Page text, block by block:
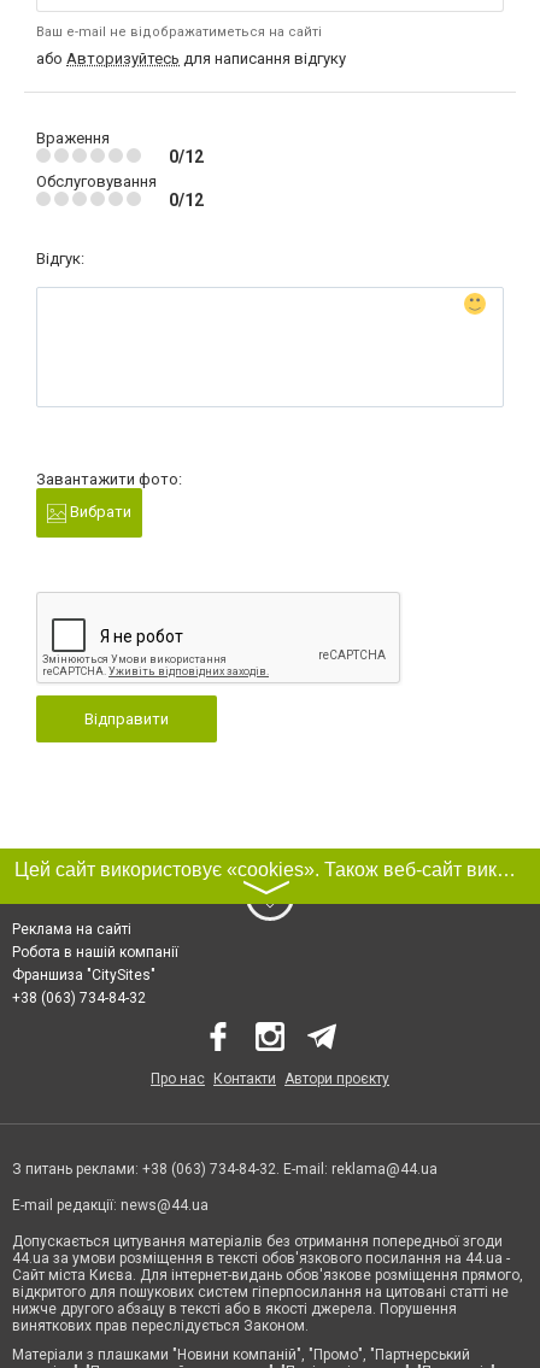
Ваш e-mail не відображатиметься на сайті
або Авторизуйтесь для написання відгуку
Враження
0/12
Обслуговування
0/12
Відгук:
Завантажити фото:
Вибрати
Відправити
Цей сайт використовує «cookies». Також веб-сайт використовує інтернет-сервіс для збору технічних даних стосовно відвідувачів з метою отримання маркетингової та статистичної інформації. Умови обробки даних відвідувачів сайту див.
〉
Реклама на сайті
Робота в нашій компанії
Франшиза "CitySites"
+38 (063) 734-84-32
Про нас Контакти Автори проєкту
З питань реклами: +38 (063) 734-84-32. E-mail: reklama@44.ua
E-mail редакції: news@44.ua
Допускається цитування матеріалів без отримання попередньої згоди
44.ua за умови розміщення в тексті обов'язкового посилання на 44.ua -
Сайт міста Києва. Для інтернет-видань обов'язкове розміщення прямого,
відкритого для пошукових систем гіперпосилання на цитовані статті не
нижче другого абзацу в тексті або в якості джерела. Порушення
виняткових прав переслідується Законом.
Матеріали з плашками "Новини компаній", "Промо", "Партнерський